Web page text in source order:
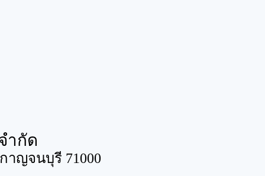
ำกัด
าญจนบุรี 71000